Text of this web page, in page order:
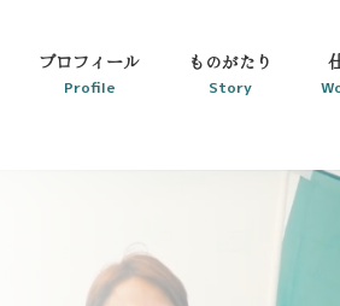
プロフィール
Profile
ものがたり
Story